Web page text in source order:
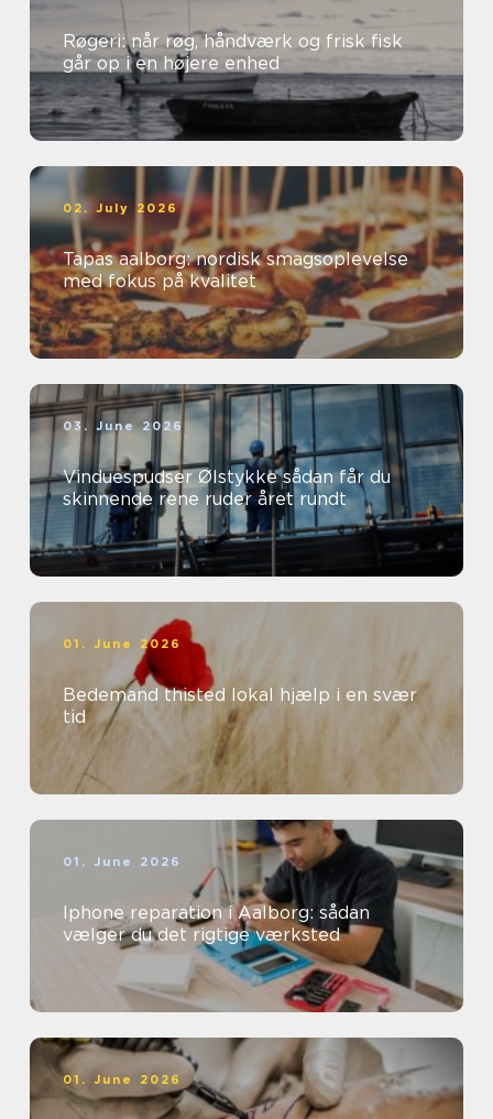
Røgeri: når røg, håndværk og frisk fisk
går op i en højere enhed
02. July 2026
Tapas aalborg: nordisk smagsoplevelse
med fokus på kvalitet
03. June 2026
Vinduespudser Ølstykke sådan får du
skinnende rene ruder året rundt
01. June 2026
Bedemand thisted lokal hjælp i en svær
tid
01. June 2026
Iphone reparation i Aalborg: sådan
vælger du det rigtige værksted
01. June 2026